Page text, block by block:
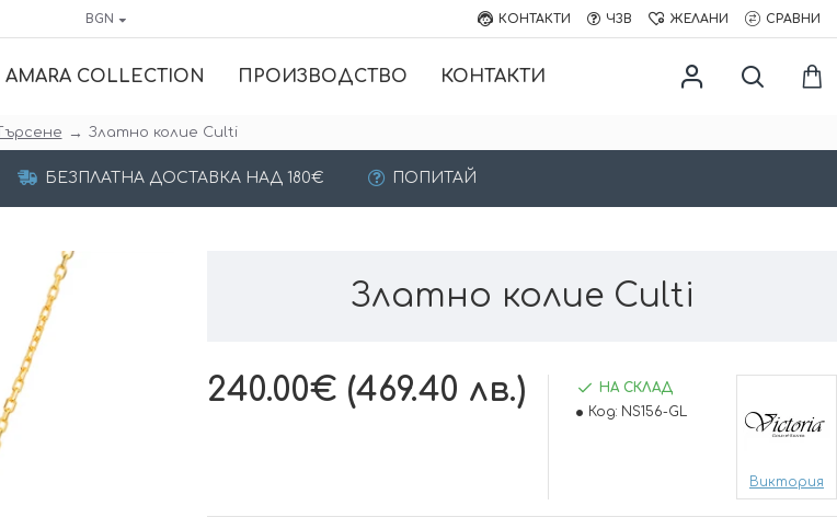
BGN КОНТАКТИ ЧЗВ ЖЕЛАНИ СРАВНИ
AMARA COLLECTION ПРОИЗВОДСТВО КОНТАКТИ
Търсене Златно колие Culti
БЕЗПЛАТНА ДОСТАВКА НАД 180€ ПОПИТАЙ
Златно колие Culti
240.00€ (469.40 лв.)
НА СКЛАД
Код: NS156-GL
Виктория